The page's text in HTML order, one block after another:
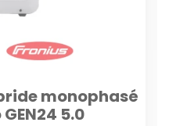
monophasé
5.0